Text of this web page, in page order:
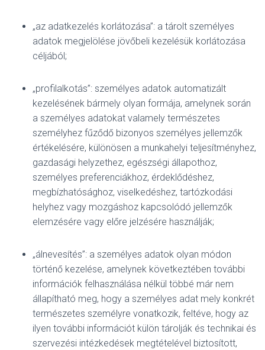
„az adatkezelés korlátozása”: a tárolt személyes
adatok megjelölése jövőbeli kezelésük korlátozása
céljából;
„profilalkotás”: személyes adatok automatizált
kezelésének bármely olyan formája, amelynek során
a személyes adatokat valamely természetes
személyhez fűződő bizonyos személyes jellemzők
értékelésére, különösen a munkahelyi teljesítményhez,
gazdasági helyzethez, egészségi állapothoz,
személyes preferenciákhoz, érdeklődéshez,
megbízhatósághoz, viselkedéshez, tartózkodási
helyhez vagy mozgáshoz kapcsolódó jellemzők
elemzésére vagy előre jelzésére használják;
„álnevesítés”: a személyes adatok olyan módon
történő kezelése, amelynek következtében további
információk felhasználása nélkül többé már nem
állapítható meg, hogy a személyes adat mely konkrét
természetes személyre vonatkozik, feltéve, hogy az
ilyen további információt külön tárolják és technikai és
szervezési intézkedések megtételével biztosított,